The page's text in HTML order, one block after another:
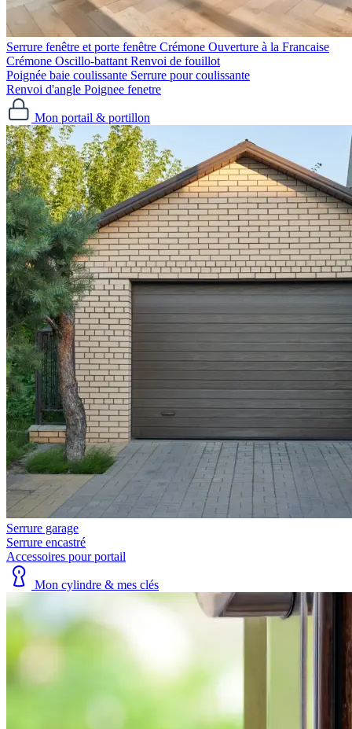
Serrure fenêtre et porte fenêtre Crémone Ouverture à la Francaise
Crémone Oscillo-battant Renvoi de fouillot
Poignée baie coulissante Serrure pour coulissante
Renvoi d'angle Poignee fenetre
Mon portail & portillon
Serrure garage
Serrure encastré
Accessoires pour portail
Mon cylindre & mes clés